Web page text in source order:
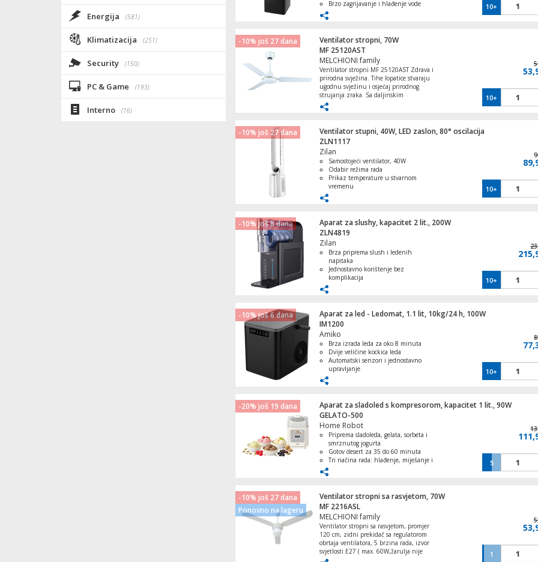
Energija (581)
Klimatizacija (251)
Security (150)
PC & Game (193)
Interno (16)
Brzo zagrijavanje i hlađenje vode
Sigurnosna zaštita od pregrijavanja
10+
-10% još 27 dana
Ventilator stropni, 70W
MF 25120AST
MELCHIONI family
Ventilator stropni MF 25120AST Zdrava i
prirodna svježina. Tihe lopatice stvaraju
ugodnu svježinu i osjećaj prirodnog
strujanja zraka. Sa daljinskim
upravljačem (baterija nije uključena) • 3
metalne lopatice • Prečnik: 120 cm • 3
brzine rada • Napajanje: 220–240 V AC
50–60 Hz • Snaga: 70 W • Boja: bijela •
Dimenzije (D x Š x V): 54,5 x 24,7 x 10 cm
10+
-10% još 27 dana
Ventilator stupni, 40W, LED zaslon, 80° oscilacija
ZLN1117
Zilan
Samostojeći ventilator, 40W
Odabir režima rada
Prikaz temperature u stvarnom
vremenu
Funkcija oscilacije od 80°
10+
-10% još 8 dana
Aparat za slushy, kapacitet 2 lit., 200W
ZLN4819
Zilan
Brza priprema slush i ledenih
napitaka
Jednostavno korištenje bez
komplikacija
kuhinju
Lako čišćenje i održavanje
Idealan za ljetne dane i osvježenje
10+
-10% još 6 dana
Aparat za led - Ledomat, 1.1 lit, 10kg/24 h, 100W
IM1200
Amiko
Brza izrada leda za oko 8 minuta
Dvije veličine kockica leda
Automatski senzori i jednostavno
upravljanje
održavanje
Kompaktan i prenosiv dizajn
10+
-20% još 19 dana
Aparat za sladoled s kompresorom, kapacitet 1 lit., 90W
GELATO-500
Home Robot
Priprema sladoleda, gelata, sorbeta i
smrznutog jogurta
Gotov desert za 35 do 60 minuta
Tri načina rada: hlađenje, miješanje i
Uklonjiva aluminijska posuda za
ravnomjerno zamrzavanje
Ugrađeni kompresor bez potrebe za
prethodnim zamrzavanjem
5
-10% još 27 dana
Ponovno na lageru
Ventilator stropni sa rasvjetom, 70W
MF 2216ASL
MELCHIONI family
Ventilator stropni sa rasvjetom, promjer
120 cm, zidni prekidač sa regulatorom
obrtaja ventilatora, 5 brzina rada, izvor
svjetlosti E27 ( max. 60W,žarulja nije
uključena u pakiranje ), napajanje 230V /
1
Lampa LED sa lupom, 9W